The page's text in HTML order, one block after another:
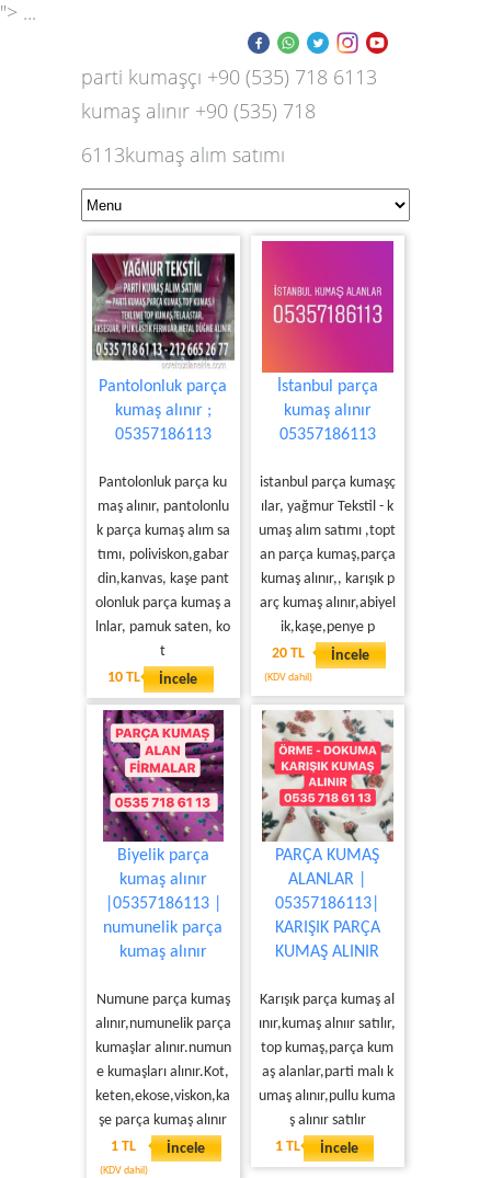
"> ...
parti kumaşçı +90 (535) 718 6113
kumaş alınır +90 (535) 718
6113kumaş alım satımı
Pantolonluk parça
kumaş alınır ;
05357186113
Pantolonluk parça ku
maş alınır, pantolonlu
k parça kumaş alım sa
tımı, poliviskon,gabar
din,kanvas, kaşe pant
olonluk parça kumaş a
lnlar, pamuk saten, ko
t
10 TL
İncele
İstanbul parça
kumaş alınır
05357186113
istanbul parça kumaşç
ılar, yağmur Tekstil - k
umaş alım satımı ,topt
an parça kumaş,parça
kumaş alınır,, karışık p
arç kumaş alınır,abiyel
ik,kaşe,penye p
20 TL
(KDV dahil)
İncele
Biyelik parça
kumaş alınır
|05357186113 |
numunelik parça
kumaş alınır
Numune parça kumaş
alınır,numunelik parça
kumaşlar alınır.numun
e kumaşları alınır.Kot,
keten,ekose,viskon,ka
şe parça kumaş alınır
1 TL
(KDV dahil)
İncele
PARÇA KUMAŞ
ALANLAR |
05357186113|
KARIŞIK PARÇA
KUMAŞ ALINIR
Karışık parça kumaş al
ınır,kumaş alnıır satılır,
top kumaş,parça kum
aş alanlar,parti malı k
umaş alınır,pullu kuma
ş alınır satılır
1 TL
İncele